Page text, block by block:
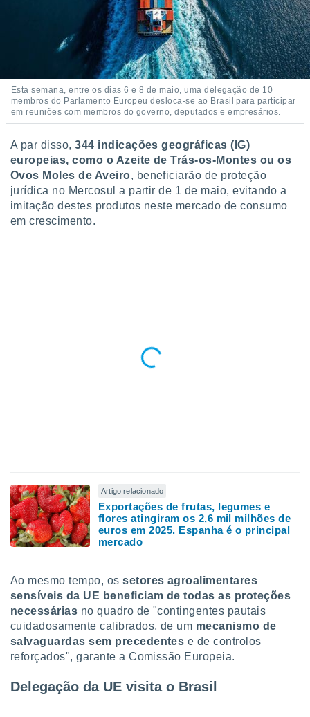
Esta semana, entre os dias 6 e 8 de maio, uma delegação de 10
membros do Parlamento Europeu desloca-se ao Brasil para participar
em reuniões com membros do governo, deputados e empresários.
A par disso,344 indicações geográficas (IG)
europeias, como o Azeite de Trás-os-Montes ou os
Ovos Moles de Aveiro, beneficiarão de proteção
jurídica no Mercosul a partir de 1 de maio, evitando a
imitação destes produtos neste mercado de consumo
em crescimento.
Artigo relacionado
Exportações de frutas, legumes e
flores atingiram os 2,6 mil milhões de
euros em 2025. Espanha é o principal
mercado
Ao mesmo tempo, ossetores agroalimentares
sensíveis da UE beneficiam de todas as proteções
necessárias no quadro de "contingentes pautais
cuidadosamente calibrados, de um mecanismo de
salvaguardas sem precedentes e de controlos
reforçados", garante a Comissão Europeia.
Delegação da UE visita o Brasil